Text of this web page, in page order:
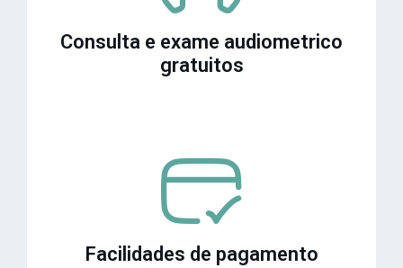
Consulta e exame audiometrico
gratuitos
Facilidades de pagamento